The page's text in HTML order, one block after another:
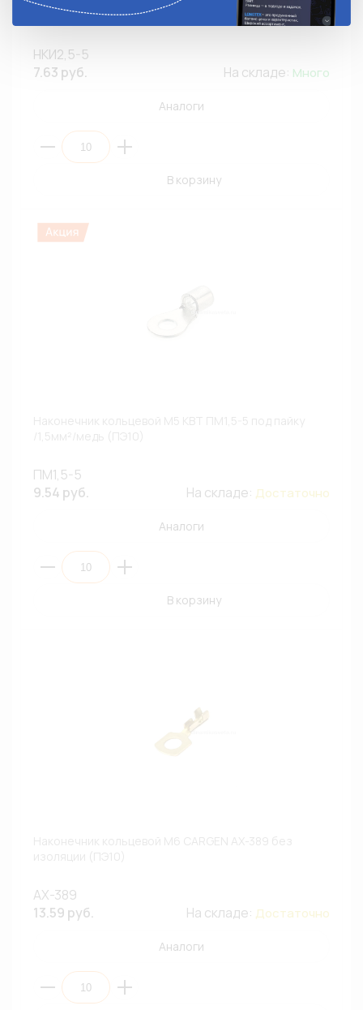
/2,5мм²/медь/синий (ПЭ10)
НКИ2,5-5
7.63 руб.
На складе: Много
Аналоги
В корзину
ПМ1,5-5
9.54 руб.
На складе: Достаточно
Аналоги
В корзину
AX-389
13.59 руб.
На складе: Достаточно
Аналоги